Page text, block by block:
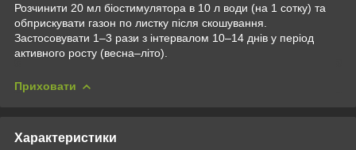
Розчинити 20 мл біостимулятора в 10 л води (на 1 сотку) та
обприскувати газон по листку після скошування.
Застосовувати 1–3 рази з інтервалом 10–14 днів у період
активного росту (весна–літо).
Приховати
Характеристики